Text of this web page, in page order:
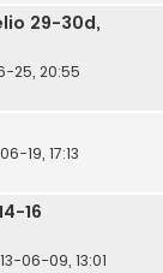
29-30d,
25, 20:55
19, 17:13
16
06-09, 13:01